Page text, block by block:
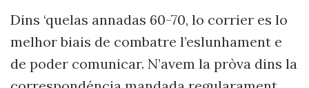
Dins ‘quelas annadas 60-70, lo corrier es lo
melhor biais de combatre l’eslunhament e
de poder comunicar. N’avem la pròva dins la